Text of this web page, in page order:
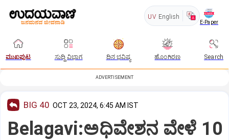
UV English
E-Paper
ಮುಖಪುಟ ಸುದ್ದಿ ವಿಭಾಗ ದಿನ ಭವಿಷ್ಯ ಹೊಂಗಿರಣ Search
ADVERTISEMENT
BIG 40 OCT 23, 2024, 6:45 AM IST
Belagavi:ಅಧಿವೇಶನ ವೇಳೆ 10